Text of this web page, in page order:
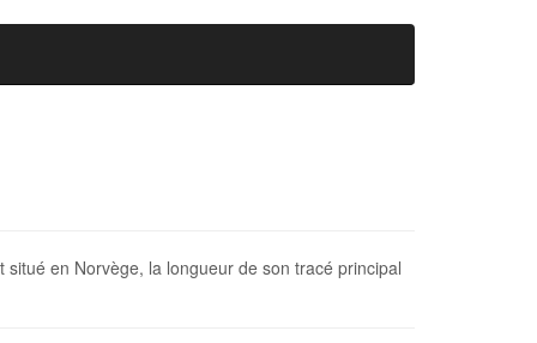
en Norvège, la longueur de son tracé principal